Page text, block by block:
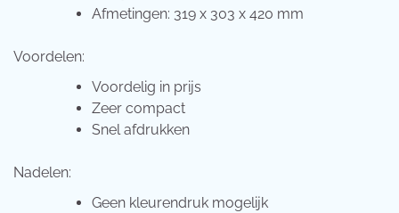
Afmetingen: 319 x 303 x 420 mm
Voordelen:
Voordelig in prijs
Zeer compact
Snel afdrukken
Nadelen:
Geen kleurendruk mogelijk